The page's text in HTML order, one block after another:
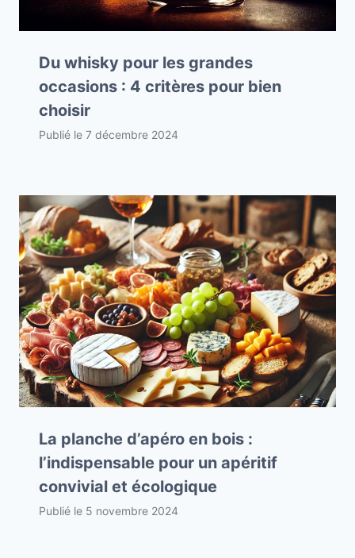
Du whisky pour les grandes
occasions : 4 critères pour bien
choisir
Publié le 7 décembre 2024
La planche d’apéro en bois :
l’indispensable pour un apéritif
convivial et écologique
Publié le 5 novembre 2024